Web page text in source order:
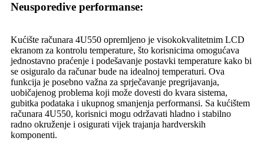
Neusporedive performanse:
Kućište računara 4U550 opremljeno je visokokvalitetnim LCD
ekranom za kontrolu temperature, što korisnicima omogućava
jednostavno praćenje i podešavanje postavki temperature kako bi
se osiguralo da računar bude na idealnoj temperaturi. Ova
funkcija je posebno važna za sprječavanje pregrijavanja,
uobičajenog problema koji može dovesti do kvara sistema,
gubitka podataka i ukupnog smanjenja performansi. Sa kućištem
računara 4U550, korisnici mogu održavati hladno i stabilno
radno okruženje i osigurati vijek trajanja hardverskih
komponenti.